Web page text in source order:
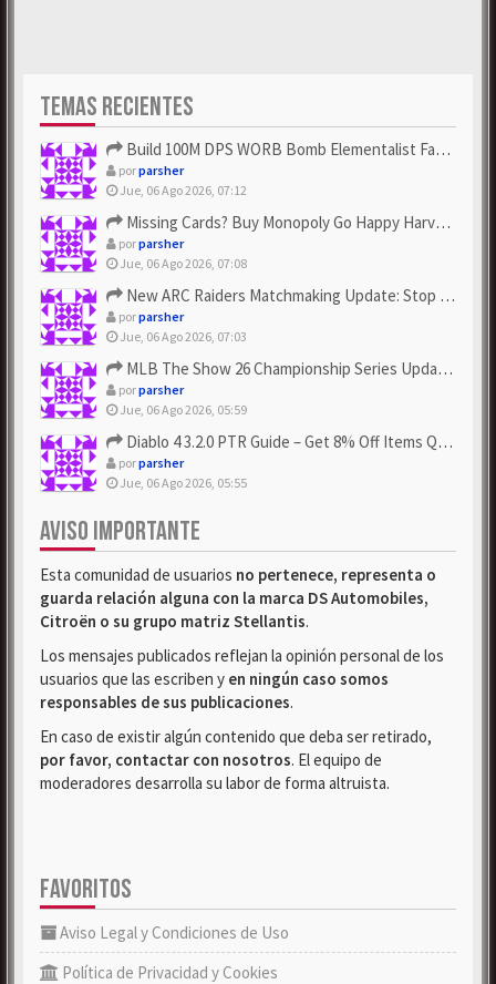
TEMAS RECIENTES
Build 100M DPS WORB Bomb Elementalist Fast - Grab POE Curren...
porparsher
Jue, 06 Ago 2026, 07:12
Missing Cards? Buy Monopoly Go Happy Harvest with Looney Tun...
porparsher
Jue, 06 Ago 2026, 07:08
New ARC Raiders Matchmaking Update: Stop Failed - Grab Bluep...
porparsher
Jue, 06 Ago 2026, 07:03
MLB The Show 26 Championship Series Update! Get Cheap & ...
porparsher
Jue, 06 Ago 2026, 05:59
Diablo 4 3.2.0 PTR Guide – Get 8% Off Items Quickly to Test ...
porparsher
Jue, 06 Ago 2026, 05:55
AVISO IMPORTANTE
Esta comunidad de usuarios no pertenece, representa o
guarda relación alguna con la marca DS Automobiles,
Citroën o su grupo matriz Stellantis.
Los mensajes publicados reflejan la opinión personal de los
usuarios que las escriben y en ningún caso somos
responsables de sus publicaciones.
En caso de existir algún contenido que deba ser retirado,
por favor, contactar con nosotros. El equipo de
moderadores desarrolla su labor de forma altruista.
FAVORITOS
Aviso Legal y Condiciones de Uso
Política de Privacidad y Cookies